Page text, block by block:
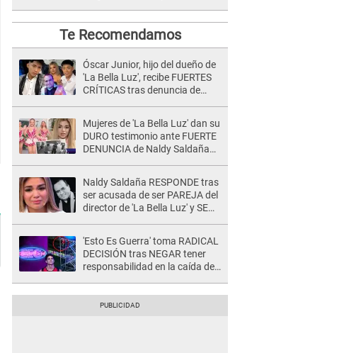
Te Recomendamos
Óscar Junior, hijo del dueño de
'La Bella Luz', recibe FUERTES
CRÍTICAS tras denuncia de
Mujeres de 'La Bella Luz' dan su
DURO testimonio ante FUERTE
DENUNCIA de Naldy Saldaña
Naldy Saldaña RESPONDE tras
ser acusada de ser PAREJA del
director de 'La Bella Luz' y SE
'Esto Es Guerra' toma RADICAL
DECISIÓN tras NEGAR tener
responsabilidad en la caída de